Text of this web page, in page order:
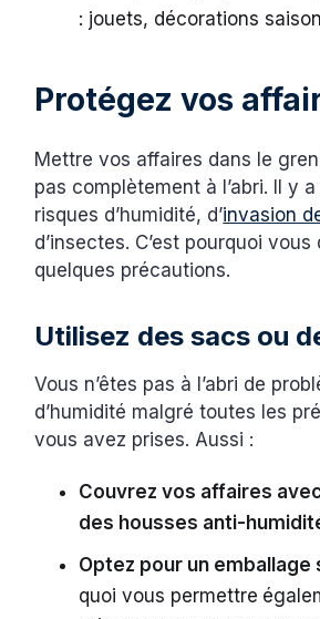
: jouets, décorations
Protégez vos
Mettre vos affaires dans le
pas complètement à l’abri. Il y
risques d’humidité, d’invasion
d’insectes. C’est pourquoi
quelques précautions.
Utilisez des sacs ou
Vous n’êtes pas à l’abri de
d’humidité malgré toutes les
vous avez prises. Aussi :
Couvrez vos affaires
des housses anti-
Optez pour un emballage
quoi vous permettre